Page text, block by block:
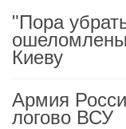
"Пора
Киеву
Армия
логово ВСУ